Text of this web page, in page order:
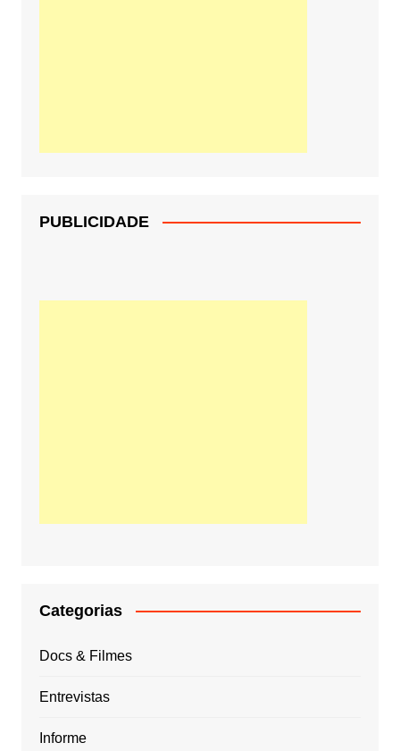
PUBLICIDADE
Categorias
Docs & Filmes
Entrevistas
Informe